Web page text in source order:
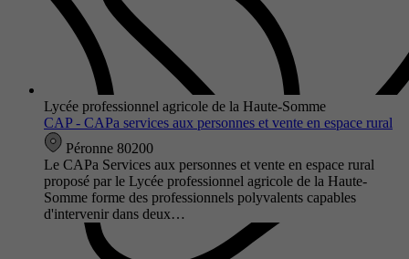
Lycée professionnel agricole de la Haute-Somme
CAP - CAPa services aux personnes et vente en espace rural
Péronne 80200
Le CAPa Services aux personnes et vente en espace rural
proposé par le Lycée professionnel agricole de la Haute-
Somme forme des professionnels polyvalents capables
d'intervenir dans deux…